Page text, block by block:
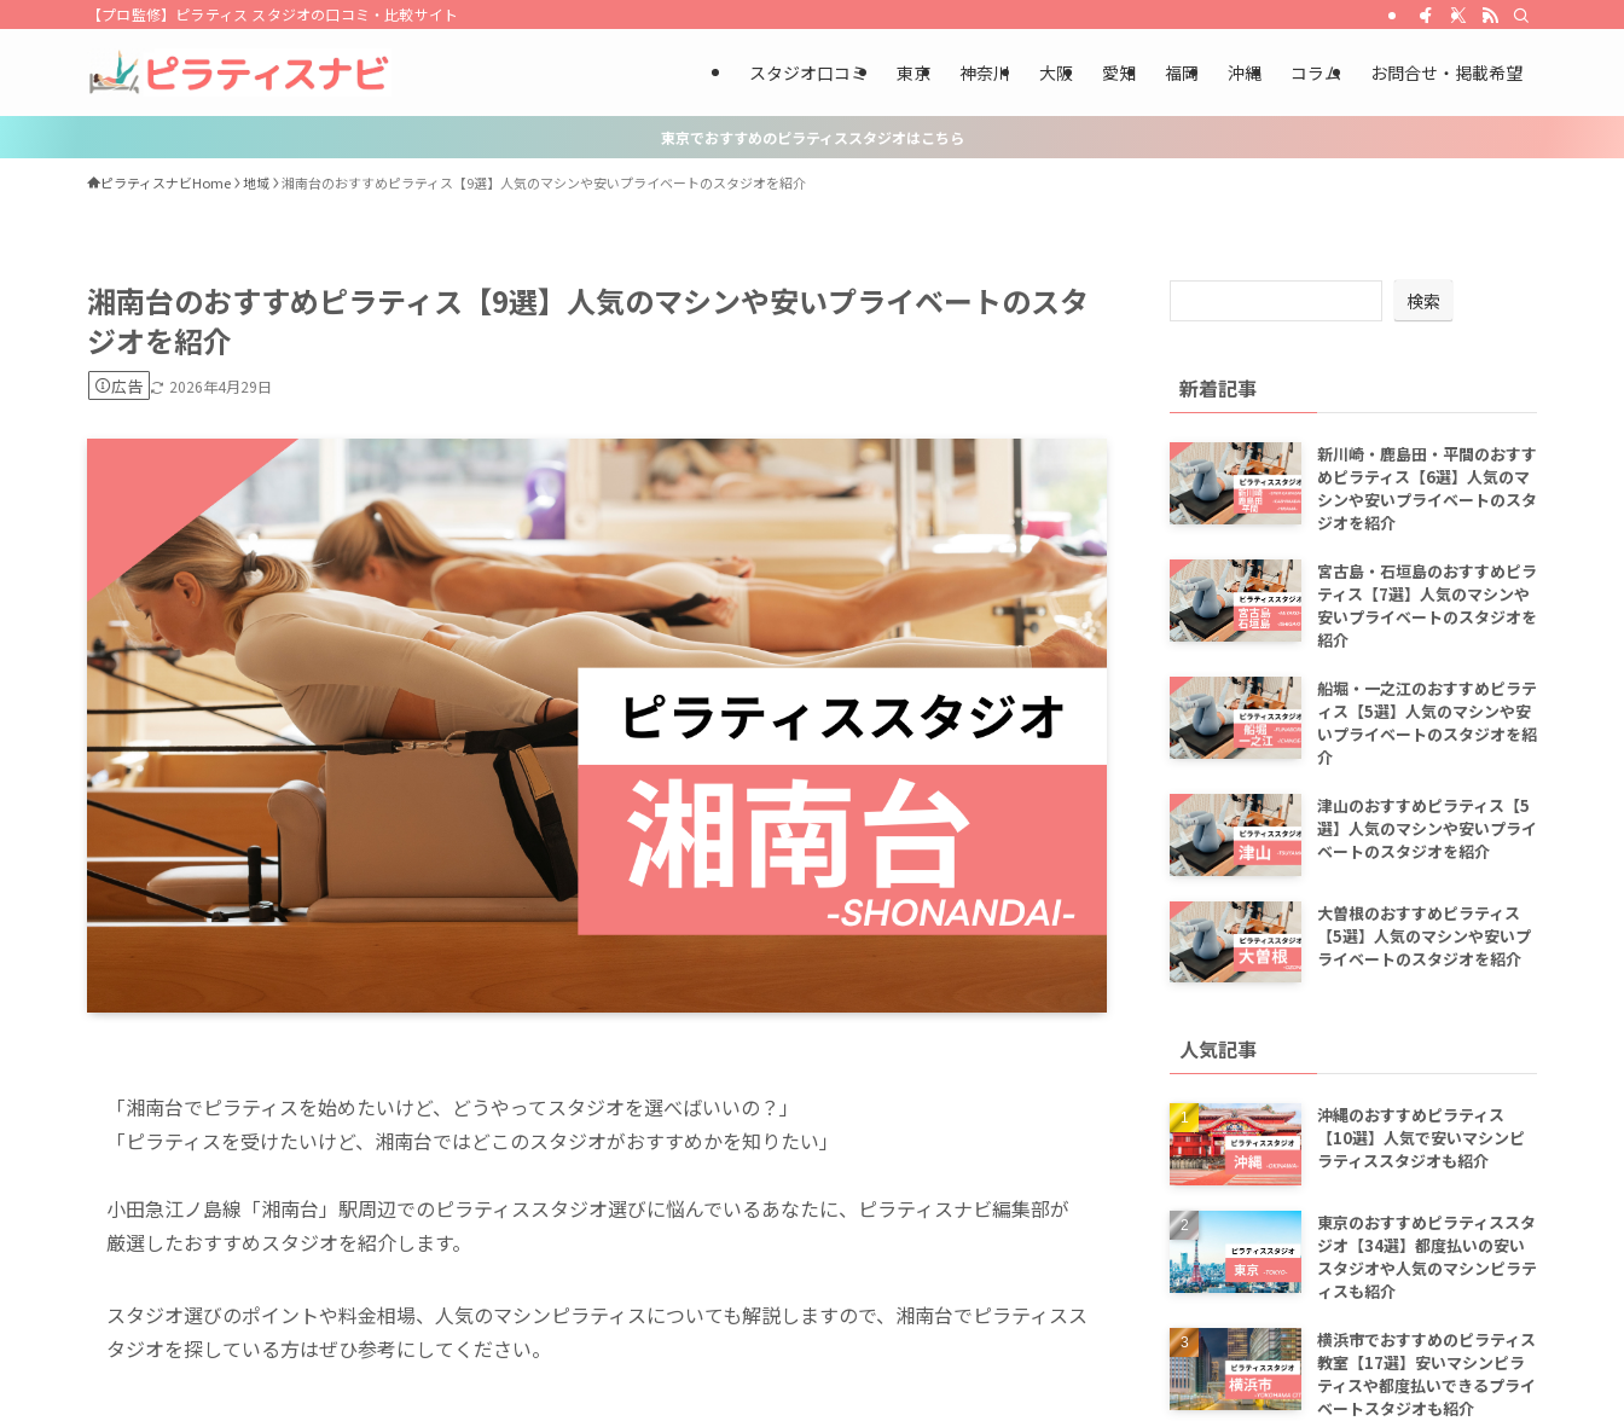
【プロ監修】ピラティス スタジオの口コミ・比較サイト
スタジオ口コミ 東京 神奈川 大阪 愛知 福岡 沖縄 コラム お問合せ・掲載希望
東京でおすすめのピラティススタジオはこちら
ピラティスナビHome 地域 湘南台のおすすめピラティス【9選】人気のマシンや安いプライベートのスタジオを紹介
湘南台のおすすめピラティス【9選】人気のマシンや安いプライベートのスタ
ジオを紹介
広告 2026年4月29日
「湘南台でピラティスを始めたいけど、どうやってスタジオを選べばいいの？」
「ピラティスを受けたいけど、湘南台ではどこのスタジオがおすすめかを知りたい」
小田急江ノ島線「湘南台」駅周辺でのピラティススタジオ選びに悩んでいるあなたに、ピラティスナビ編集部が
厳選したおすすめスタジオを紹介します。
スタジオ選びのポイントや料金相場、人気のマシンピラティスについても解説しますので、湘南台でピラティスス
タジオを探している方はぜひ参考にしてください。
検索
新着記事
新川崎・鹿島田・平間のおすす
めピラティス【6選】人気のマ
シンや安いプライベートのスタ
ジオを紹介
宮古島・石垣島のおすすめピラ
ティス【7選】人気のマシンや
安いプライベートのスタジオを
紹介
船堀・一之江のおすすめピラテ
ィス【5選】人気のマシンや安
いプライベートのスタジオを紹
介
津山のおすすめピラティス【5
選】人気のマシンや安いプライ
ベートのスタジオを紹介
大曽根のおすすめピラティス
【5選】人気のマシンや安いプ
ライベートのスタジオを紹介
人気記事
沖縄のおすすめピラティス
【10選】人気で安いマシンピ
ラティススタジオも紹介
東京のおすすめピラティススタ
ジオ【34選】都度払いの安い
スタジオや人気のマシンピラテ
ィスも紹介
横浜市でおすすめのピラティス
教室【17選】安いマシンピラ
ティスや都度払いできるプライ
ベートスタジオも紹介